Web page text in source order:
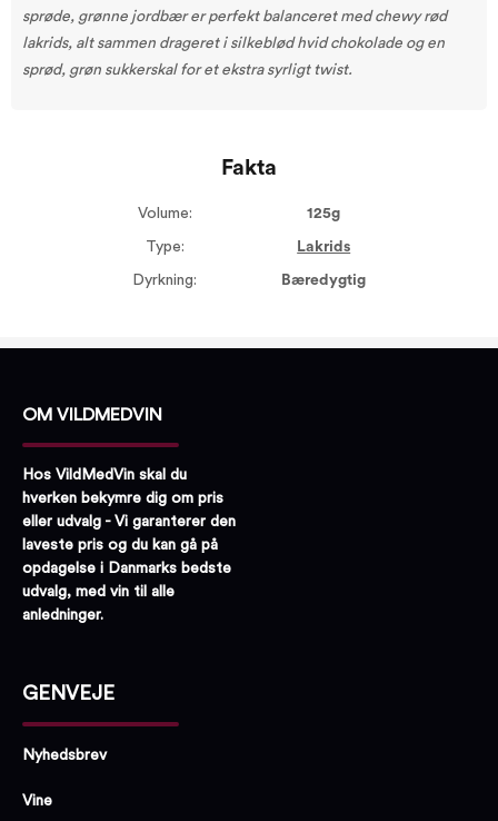
sprøde, grønne jordbær er perfekt balanceret med chewy rød
lakrids, alt sammen drageret i silkeblød hvid chokolade og en
sprød, grøn sukkerskal for et ekstra syrligt twist.
Fakta
Volume: 125g
Type: Lakrids
Dyrkning: Bæredygtig
OM VILDMEDVIN
Hos VildMedVin skal du
hverken bekymre dig om pris
eller udvalg - Vi garanterer den
laveste pris og du kan gå på
opdagelse i Danmarks bedste
udvalg, med vin til alle
anledninger.
GENVEJE
Nyhedsbrev
Vine